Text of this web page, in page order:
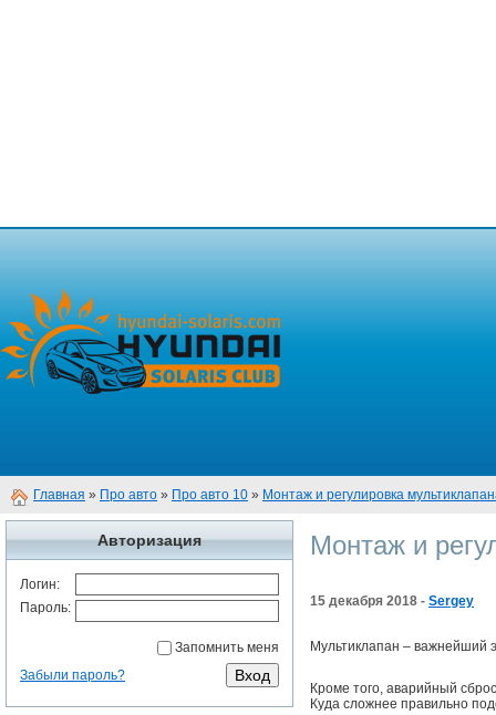
Главная » Про авто » Про авто 10 » Монтаж и регулировка
Авторизация
Логин:
Пароль:
Запомнить меня
Забыли пароль?
Монтаж и
15 декабря 2018 - Sergey
Мультиклапан – важнейший
Кроме того, аварийный
Куда сложнее правильно